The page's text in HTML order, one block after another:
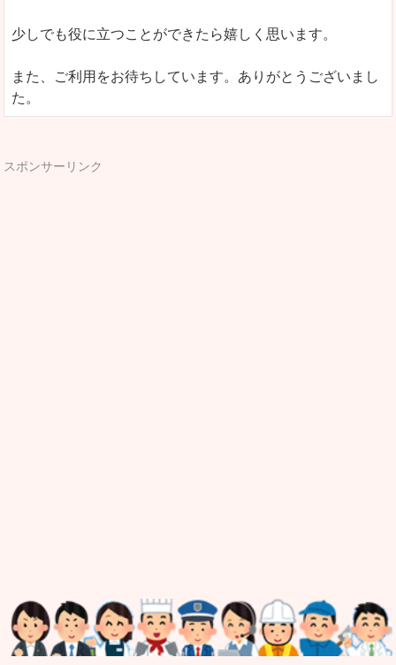
少しでも役に立つことができたら嬉しく思います。
また、ご利用をお待ちしています。ありがとうございまし
た。
スポンサーリンク